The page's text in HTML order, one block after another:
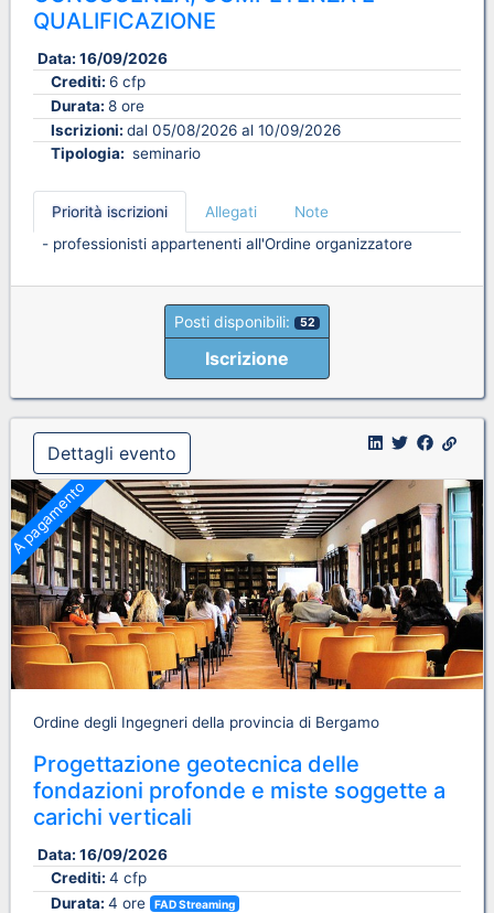
QUALIFICAZIONE
Data: 16/09/2026
Crediti: 6 cfp
Durata: 8 ore
Iscrizioni: dal 05/08/2026 al 10/09/2026
Tipologia: seminario
Priorità iscrizioni Allegati
Note
- professionisti appartenenti all'Ordine organizzatore
Posti disponibili: 52
Iscrizione
Dettagli evento
A pagamento
Ordine degli Ingegneri della provincia di Bergamo
Progettazione geotecnica delle
fondazioni profonde e miste soggette a
carichi verticali
Data: 16/09/2026
Crediti: 4 cfp
Durata: 4 ore FAD Streaming